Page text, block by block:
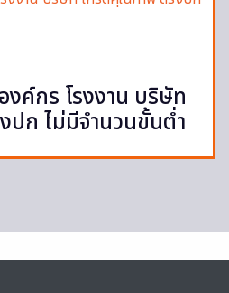
ค์กร โรงงาน บริษัท
ก ไม่มีจำนวนขั้นต่ำ